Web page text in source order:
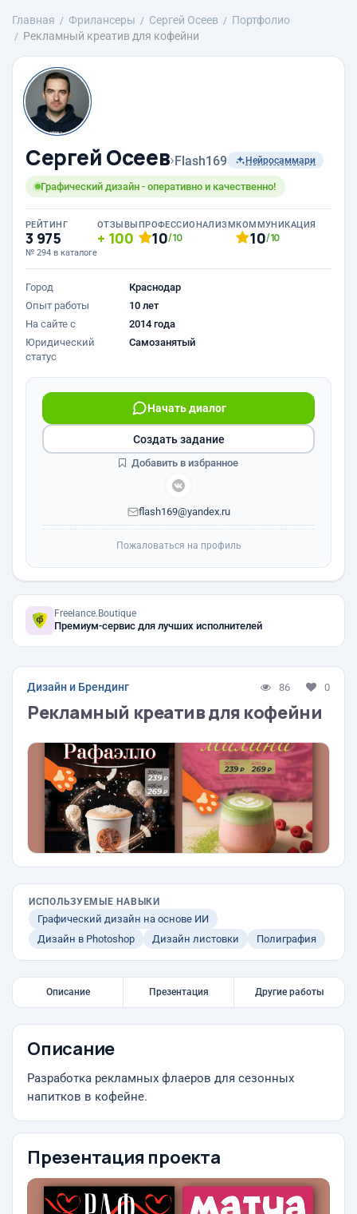
Главная Фрилансеры Сергей Осеев
Портфолио
Рекламный креатив для кофейни
Сергей Осеев›Flash169 Нейросаммари
Графический дизайн - оперативно и качественно!
РЕЙТИНГ
3 975
№ 294 в каталоге
ОТЗЫВЫ
100
ПРОФЕССИОНАЛИЗМ
10/10
КОММУНИКАЦИЯ
10/10
Город
Краснодар
Опыт работы
10 лет
На сайте с
2014 года
Юридический
статус
Самозанятый
Начать диалог
flash169@yandex.ru
Создать задание
Добавить в избранное
Пожаловаться на профиль
Freelance.Boutique
Премиум-сервис для лучших исполнителей
Дизайн и Брендинг 86 0
Рекламный креатив для кофейни
ИСПОЛЬЗУЕМЫЕ НАВЫКИ
Графический дизайн на основе ИИ
Дизайн в Photoshop
Дизайн листовки Полиграфия
Описание Презентация Другие работы
Описание
Разработка рекламных флаеров для сезонных
напитков в кофейне.
Презентация проекта